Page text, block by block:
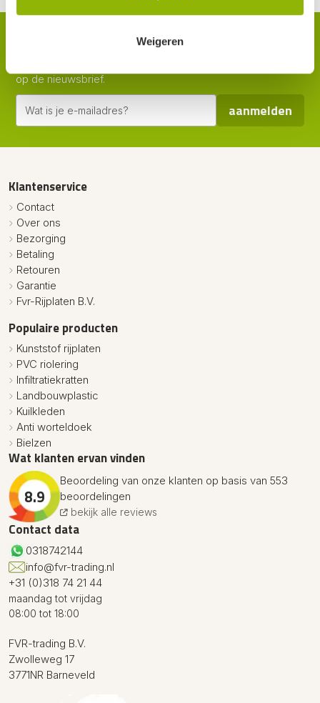
Weigeren
op de nieuwsbrief.
aanmelden
Klantenservice
Contact
Over ons
Bezorging
Betaling
Retouren
Garantie
Fvr-Rijplaten B.V.
Populaire producten
Kunststof rijplaten
PVC riolering
Infiltratiekratten
Landbouwplastic
Kuilkleden
Anti worteldoek
Bielzen
Wat klanten ervan vinden
8.9
Beoordeling van onze klanten op basis van 553
beoordelingen
bekijk alle reviews
Contact data
0318742144
info@fvr-trading.nl
+31 (0)318 74 21 44
maandag tot vrijdag
08:00 tot 18:00
FVR-trading B.V.
Zwolleweg 17
3771NR Barneveld